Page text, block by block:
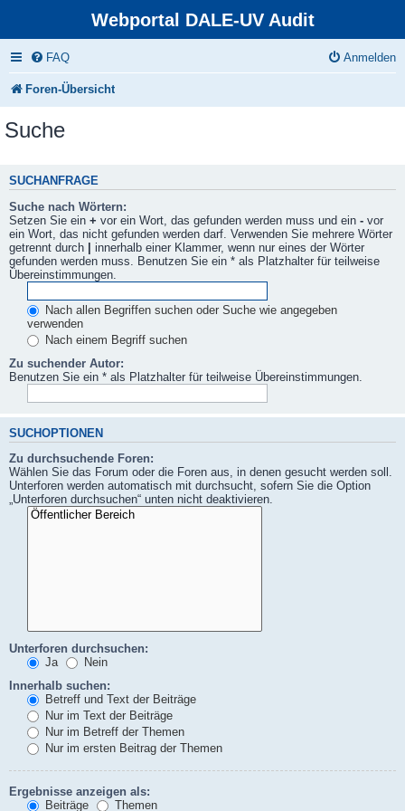
Webportal DALE-UV Audit
FAQ Anmelden
Foren-Übersicht
Suche
SUCHANFRAGE
Suche nach Wörtern:
Setzen Sie ein + vor ein Wort, das gefunden werden muss und ein - vor
ein Wort, das nicht gefunden werden darf. Verwenden Sie mehrere Wörter
getrennt durch | innerhalb einer Klammer, wenn nur eines der Wörter
gefunden werden muss. Benutzen Sie ein * als Platzhalter für teilweise
Übereinstimmungen.
Nach allen Begriffen suchen oder Suche wie angegeben
verwenden
Nach einem Begriff suchen
Zu suchender Autor:
Benutzen Sie ein * als Platzhalter für teilweise Übereinstimmungen.
SUCHOPTIONEN
Zu durchsuchende Foren:
Wählen Sie das Forum oder die Foren aus, in denen gesucht werden soll.
Unterforen werden automatisch mit durchsucht, sofern Sie die Option
„Unterforen durchsuchen“ unten nicht deaktivieren.
Unterforen durchsuchen:
Ja
Nein
Innerhalb suchen:
Betreff und Text der Beiträge
Nur im Text der Beiträge
Nur im Betreff der Themen
Nur im ersten Beitrag der Themen
Ergebnisse anzeigen als:
Beiträge
Themen